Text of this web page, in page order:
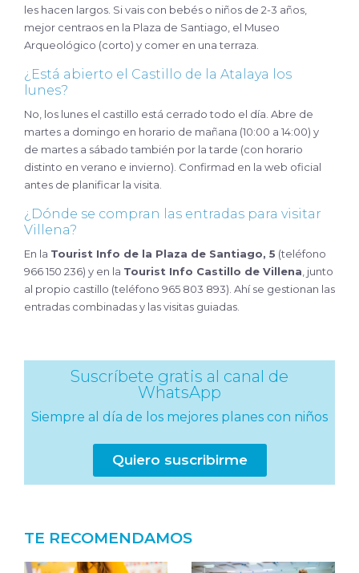
les hacen largos. Si vais con bebés o niños de 2-3 años,
mejor centraos en la Plaza de Santiago, el Museo
Arqueológico (corto) y comer en una terraza.
¿Está abierto el Castillo de la Atalaya los
lunes?
No, los lunes el castillo está cerrado todo el día. Abre de
martes a domingo en horario de mañana (10:00 a 14:00) y
de martes a sábado también por la tarde (con horario
distinto en verano e invierno). Confirmad en la web oficial
antes de planificar la visita.
¿Dónde se compran las entradas para visitar
Villena?
En la Tourist Info de la Plaza de Santiago, 5 (teléfono
966 150 236) y en la Tourist Info Castillo de Villena , junto
al propio castillo (teléfono 965 803 893). Ahí se gestionan las
entradas combinadas y las visitas guiadas.
Suscríbete gratis al canal de
WhatsApp
Siempre al día de los mejores planes con niños
Quiero suscribirme
TE RECOMENDAMOS